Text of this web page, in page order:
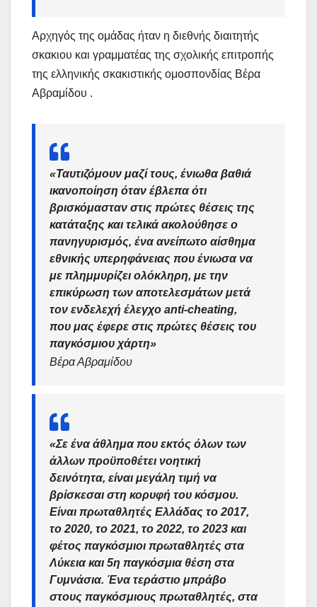
Αρχηγός της ομάδας ήταν η διεθνής διαιτητής
σκακιου και γραμματέας της σχολικής επιτροπής
της ελληνικής σκακιστικής ομοσπονδίας Βέρα
Αβραμίδου .
«Ταυτιζόμουν μαζί τους, ένιωθα βαθιά
ικανοποίηση όταν έβλεπα ότι
βρισκόμασταν στις πρώτες θέσεις της
κατάταξης και τελικά ακολούθησε ο
πανηγυρισμός, ένα ανείπωτο αίσθημα
εθνικής υπερηφάνειας που ένιωσα να
με πλημμυρίζει ολόκληρη, με την
επικύρωση των αποτελεσμάτων μετά
τον ενδελεχή έλεγχο anti-cheating,
που μας έφερε στις πρώτες θέσεις του
παγκόσμιου χάρτη»
Βέρα Αβραμίδου
«Σε ένα άθλημα που εκτός όλων των
άλλων προϋποθέτει νοητική
δεινότητα, είναι μεγάλη τιμή να
βρίσκεσαι στη κορυφή του κόσμου.
Είναι πρωταθλητές Ελλάδας το 2017,
το 2020, το 2021, το 2022, το 2023 και
φέτος παγκόσμιοι πρωταθλητές στα
Λύκεια και 5η παγκόσμια θέση στα
Γυμνάσια. Ένα τεράστιο μπράβο
στους παγκόσμιους πρωταθλητές, στα